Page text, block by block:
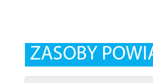
ZASOBY